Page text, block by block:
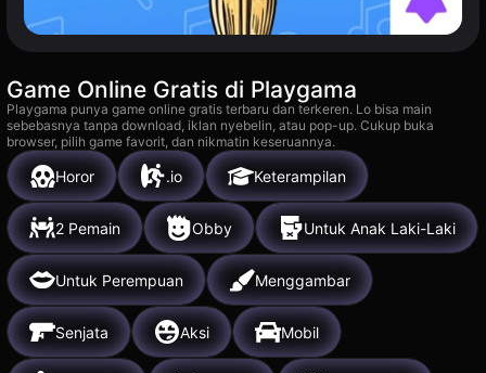
Game Online Gratis di Playgama
Playgama punya game online gratis terbaru dan terkeren. Lo bisa main
sebebasnya tanpa download, iklan nyebelin, atau pop-up. Cukup buka
browser, pilih game favorit, dan nikmatin keseruannya.
Horor .io Keterampilan
2 Pemain Obby Untuk Anak Laki-Laki
Untuk Perempuan Menggambar
Senjata Aksi Mobil